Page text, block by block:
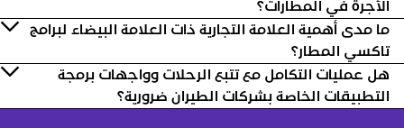
الأجرة في المطارات؟
ما مدى أهمية العلامة التجارية ذات العلامة البيضاء لبرامج
تاكسي المطار؟
هل عمليات التكامل مع تتبع الرحلات وواجهات برمجة
التطبيقات الخاصة بشركات الطيران ضرورية؟